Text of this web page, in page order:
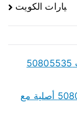
يارات الكويت
قطع غيار شانجان CHANGAN الكويت 50805535
قطع غيار دومي Domi الكويت 50805535 أصلية مع